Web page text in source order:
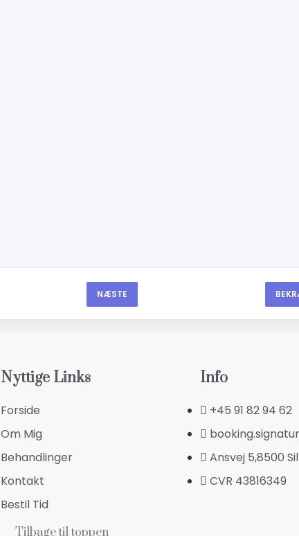
NÆSTE
Nyttige Links
Forside
Om Mig
Behandlinger
Kontakt
Bestil Tid
Info
+45 91 82 94 62
Ansvej 5,8500
CVR 43816349
Tilbage til toppen